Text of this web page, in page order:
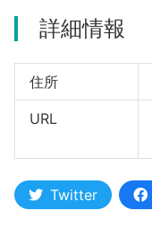
詳細情報
住所
URL
Twitter